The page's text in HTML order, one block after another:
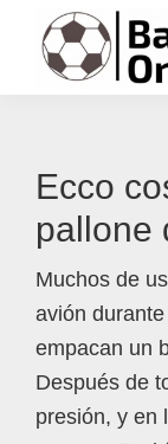
Saltar
contenido
Saltar
principal
Saltar
Ecco
pallone
Muchos de
avión
empacan un
Después de
presión, y en